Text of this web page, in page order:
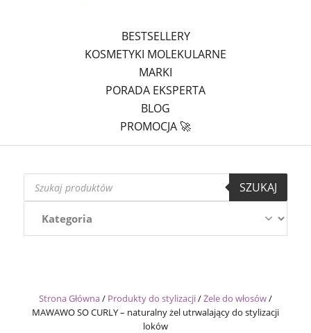
BESTSELLERY
KOSMETYKI MOLEKULARNE
MARKI
PORADA EKSPERTA
BLOG
PROMOCJA 🚀
Wyszukiwarka
produktów
SZUKAJ
Strona Główna/ Produkty do stylizacji/Żele do włosów/
MAWAWO SO CURLY – naturalny żel utrwalający do stylizacji
loków